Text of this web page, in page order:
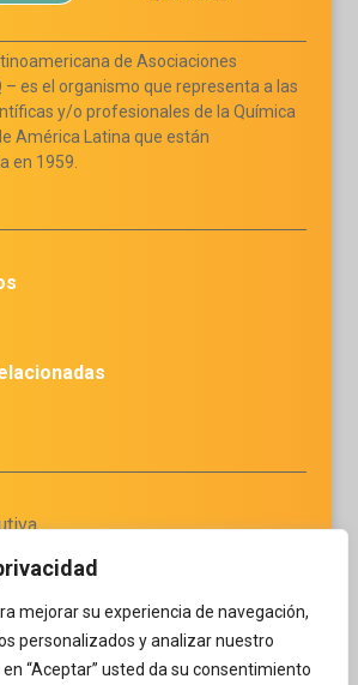
mejorar su experiencia de navegación,
personalizados y analizar nuestro
“Aceptar” usted da su consentimiento
de Asociaciones
– es el organismo que representa a las
y/o profesionales de la Química
América Latina que están
en 1959.